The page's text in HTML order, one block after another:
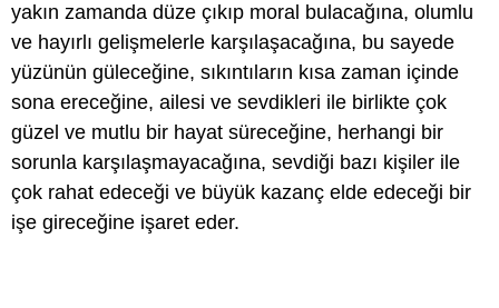
yakın zamanda düze çıkıp moral bulacağına, olumlu
ve hayırlı gelişmelerle karşılaşacağına, bu sayede
yüzünün güleceğine, sıkıntıların kısa zaman içinde
sona ereceğine, ailesi ve sevdikleri ile birlikte çok
güzel ve mutlu bir hayat süreceğine, herhangi bir
sorunla karşılaşmayacağına, sevdiği bazı kişiler ile
çok rahat edeceği ve büyük kazanç elde edeceği bir
işe gireceğine işaret eder.